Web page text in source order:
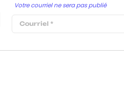
Votre courriel ne sera pas publié